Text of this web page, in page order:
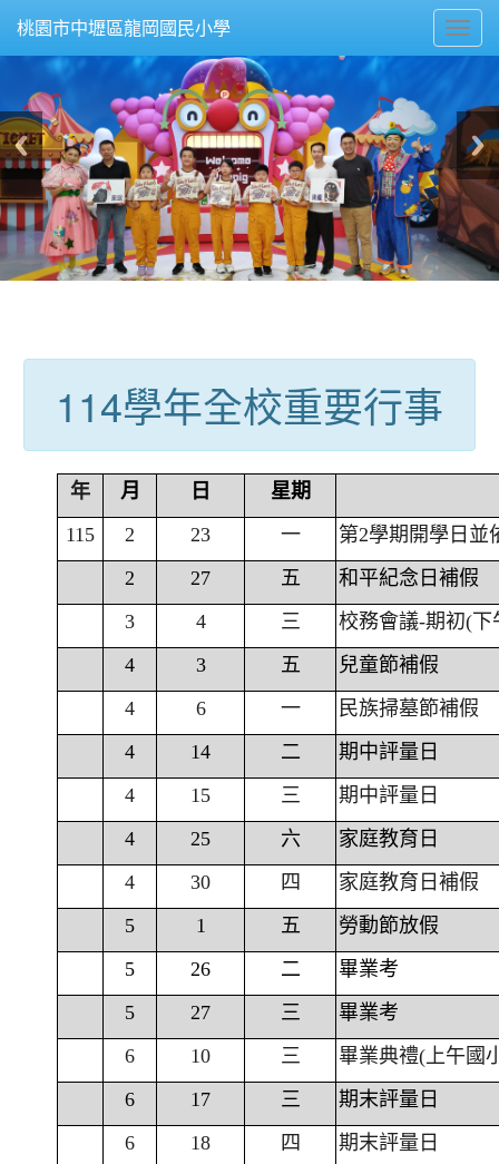
桃園市中壢區龍岡國民小學
114學年全校重要行事
年 月 日
星期
115
2 23 一
第2學期開學日並
2
27 五
和平紀念日補假
3
4 三
校務會議-期初(下
4
3 五
兒童節補假
4
6 一
民族掃墓節補假
4
14 二
期中評量日
4
15 三
期中評量日
4
25 六
家庭教育日
4
30 四
家庭教育日補假
5
1 五
勞動節放假
5
26 二
畢業考
5
27 三
畢業考
6
10 三
畢業典禮(上午國
6
17 三
期末評量日
6
18 四
期末評量日